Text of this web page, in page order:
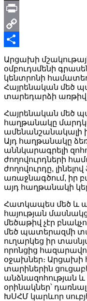
X
Print
Copy
Link
Share
Արցախի
օմբուդսմենի
կենտրոնի
Հայրենական մեծ
տարեդարձի առթիվ
Հայրենական մեծ
հաղթանակը
ամենանշանակալի
Այդ հաղթանակը
աննկարագրելի
ժողովուրդների
ժողովուրդը,
առաջնագծում, իր
այդ հաղթանակի
Հատկապես մեծ և
հայության
մեծաթիվ չէր
մեծ պատերազմի
ուղարկեց իր
որոնցից
օջախներ։ Արցախի
տարիներին
անձնազոհության
օրինակներ՝
ԽՍՀՄ կարևոր